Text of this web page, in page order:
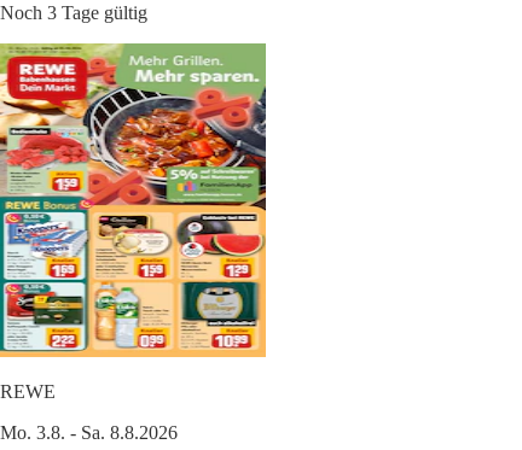
Noch 3 Tage gültig
REWE
Mo. 3.8. - Sa. 8.8.2026